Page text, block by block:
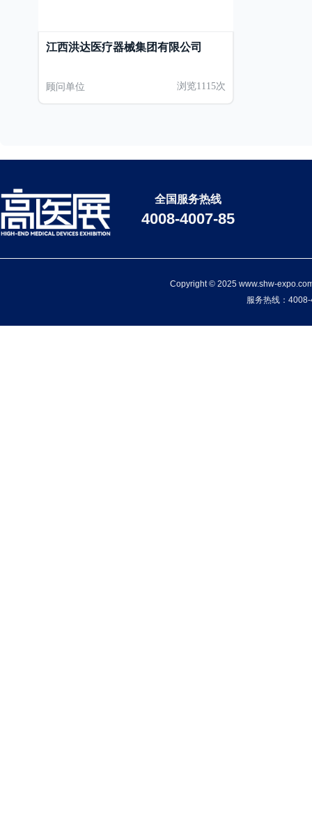
江西洪达医疗器械集团有限公司
顾问单位 浏览1115次
全国服务热线
4008-4007-85
Copyright © 2025 www.shw-
服务热线：